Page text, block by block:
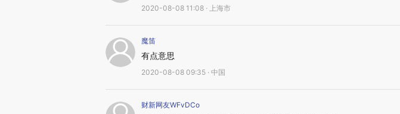
2020-08-08 11:08 · 上海市
魔笛
有点意思
2020-08-08 09:35 · 中国
财新网友WFvDCo